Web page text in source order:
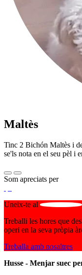
Maltès
Tinc 2 Bichón Maltès i
se'ls nota en el seu pèl i
Som apreciats per
Uneix-te al
Treballi les hores que
operi en la seva pròpia
Treballa amb nosaltres
Husse - Menjar suec